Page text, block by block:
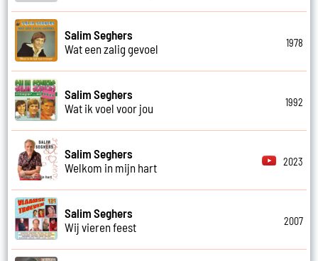
Salim Seghers
Wat een zalig gevoel
1978
Salim Seghers
Wat ik voel voor jou
1992
Salim Seghers
Welkom in mijn hart
2023
Salim Seghers
Wij vieren feest
2007